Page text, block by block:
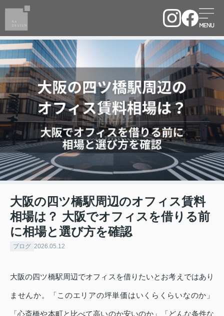
大阪の四ツ橋駅周辺のオフィス賃料
相場は？ 大阪でオフィスを借りる前
に相場と選び方を確認
ブログ 2026.05.12
大阪の四ツ橋駅周辺でオフィスを借りたいとお考えではあり
ませんか。「このエリアの坪単価はいくらくらいなのか」
「心斎橋や本町と比べて高いのか安いのか」「どんな条件な